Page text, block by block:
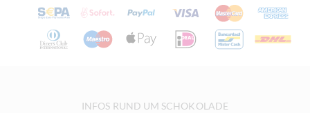
INFOS RUND UM SCHOKOLADE